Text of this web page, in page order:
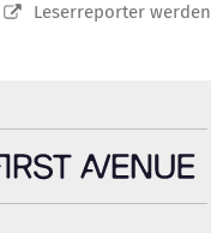
Leserreporter werden